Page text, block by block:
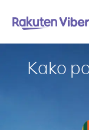
Kako